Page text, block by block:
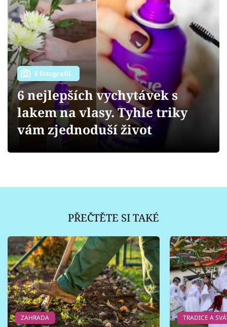
Zahrada
Design
Sledujte prima+
Přihlášení
Sledujte nás
6 fotografií
6 nejlepších vychytávek s
lakem na vlasy. Tyhle triky
vám zjednoduší život
PŘEČTĚTE SI TAKÉ
ZAHRADA TRADICE A